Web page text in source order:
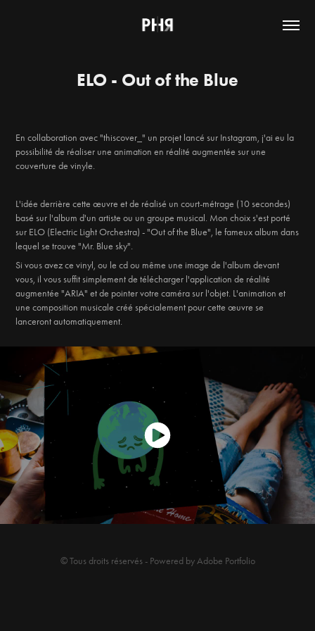
ELO - Out of the Blue
En collaboration avec "thiscover_" un projet lancé sur Instagram, j'ai eu la
possibilité de réaliser une animation en réalité augmentée sur une
couverture de vinyle.
L'idée derrière cette œuvre et de réalisé un court-métrage (10 secondes)
basé sur l'album d'un artiste ou un groupe musical. Mon choix s'est porté
sur ELO (Electric Light Orchestra) - "Out of the Blue", le fameux album dans
lequel se trouve "Mr. Blue sky".
Si vous avez ce vinyl, ou le cd ou même une image de l'album devant
vous, il vous suffit simplement de télécharger l'application de réalité
augmentée "ARIA" et de pointer votre caméra sur l'objet. L'animation et
une composition musicale créé spécialement pour cette œuvre se
lanceront automatiquement.
© Tous droits réservés - Powered byAdobe Portfolio